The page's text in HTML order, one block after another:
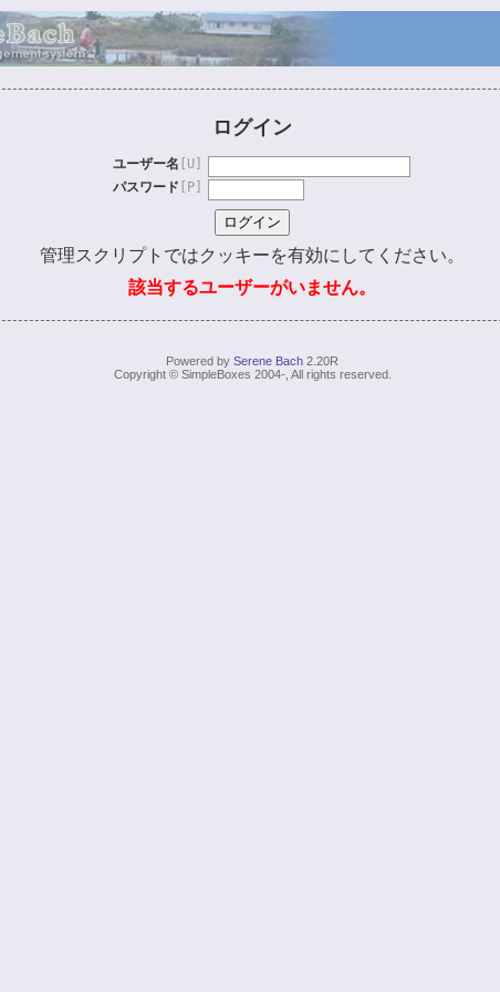
ログイン
ユーザー名 [U]
パスワード [P]
管理スクリプトではクッキーを有効にしてください。
該当するユーザーがいません。
Powered by Serene Bach 2.20R
Copyright © SimpleBoxes 2004-, All rights reserved.